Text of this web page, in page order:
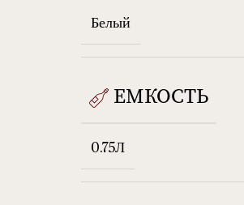
Белый
ЕМКОСТЬ
0.75Л